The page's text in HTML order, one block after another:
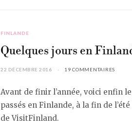
FINLANDE
Quelques jours en
22 DÉCEMBRE 2016 19 COMMENTAIRES
Avant de finir l’année, voici enfin
passés en Finlande, à la fin de
de VisitFinland.